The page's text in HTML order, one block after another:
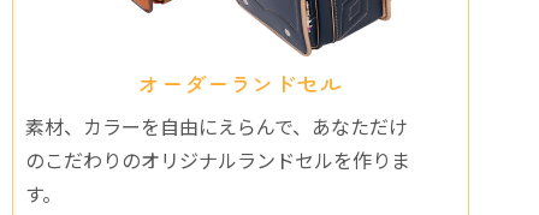
オーダーランドセル
素材、カラーを自由にえらんで、あなただけ
のこだわりのオリジナルランドセルを作りま
す。